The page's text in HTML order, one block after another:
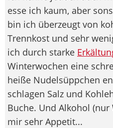
esse ich kaum, aber
bin ich überzeugt von
Trennkost und sehr
ich durch starke
Winterwochen eine
heiße Nudelsüppchen
schlagen Salz und
Buche. Und Alkohol
mir sehr Appetit...